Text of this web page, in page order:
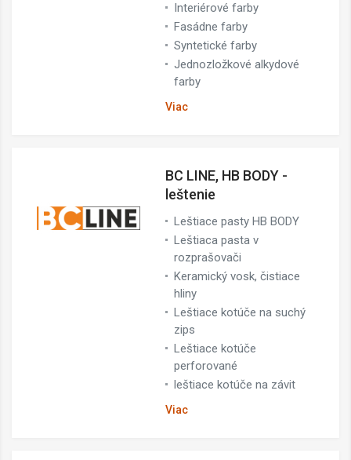
Interiérové farby
Fasádne farby
Syntetické farby
Jednozložkové alkydové
farby
Viac
BC LINE, HB BODY -
leštenie
Leštiace pasty HB BODY
Leštiaca pasta v
rozprašovači
Keramický vosk, čistiace
hliny
Leštiace kotúče na suchý
zips
Leštiace kotúče
perforované
leštiace kotúče na závit
Viac